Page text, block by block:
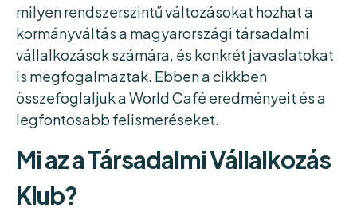
milyen rendszerszintű változásokat hozhat a
kormányváltás a magyarországi társadalmi
vállalkozások számára, és konkrét javaslatokat
is megfogalmaztak. Ebben a cikkben
összefoglaljuk a World Café eredményeit és a
legfontosabb felismeréseket.
Mi az a Társadalmi Vállalkozás
Klub?